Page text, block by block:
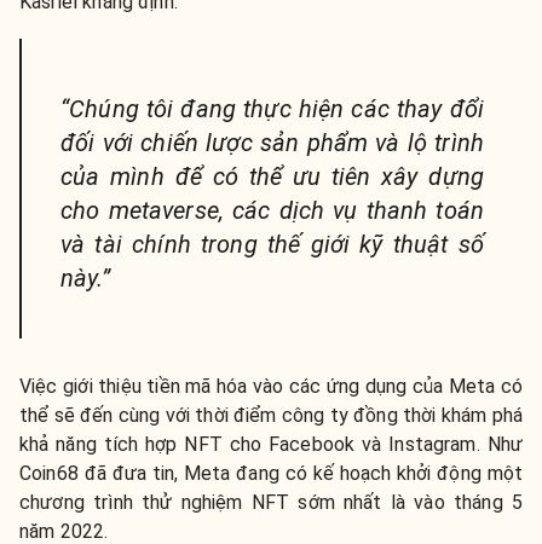
“Chúng tôi đang thực hiện các thay đổi
đối với chiến lược sản phẩm và lộ trình
của mình để có thể ưu tiên xây dựng
cho metaverse, các dịch vụ thanh toán
và tài chính trong thế giới kỹ thuật số
này.”
Việc giới thiệu tiền mã hóa vào các ứng dụng của Meta có
thể sẽ đến cùng với thời điểm công ty đồng thời khám phá
khả năng tích hợp NFT cho Facebook và Instagram. Như
Coin68 đã đưa tin, Meta đang có kế hoạch khởi động một
chương trình thử nghiệm NFT sớm nhất là vào tháng 5
năm 2022.